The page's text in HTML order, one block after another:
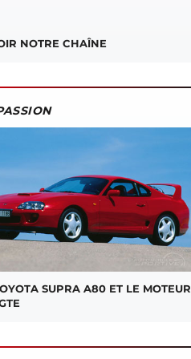
NOTRE CHAÎNE
SUPRA A80 ET LE MOTEUR